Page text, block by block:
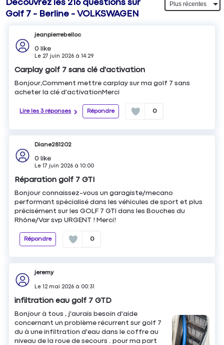
Découvrez les 216 questions sur
Golf 7 - Berline - VOLKSWAGEN
jeanpierrebelloc
0 like
Le 27 juin 2026 à14:29
Carplay golf 7 sans clé d'activation
Bonjour,Comment mettre carplay sur ma golf 7 sans
acheter la clé d'activationMerci
Lire les 3 réponses Répondre 0
Diane281202
0 like
Le17 juin 2026 à10:00
Réparation golf 7 GTI
Bonjour connaissez-vous un garagiste/mecano
performant spécialisé dans les véhicules de sport et plus
précisément sur les GOLF 7 GTI dans les Bouches du
Rhône/Var svp URGENT ! Merci!
Répondre 0
jeremy
Le12 mai 2026 à 00:31
infiltration eau golf 7 GTD
Bonjour à tous , j'aurais besoin d'aide
concernant un problème récurrent sur golf 7
du à une infiltration d'eau dans le coffre au
niveau de la roue de secours . pour ma part